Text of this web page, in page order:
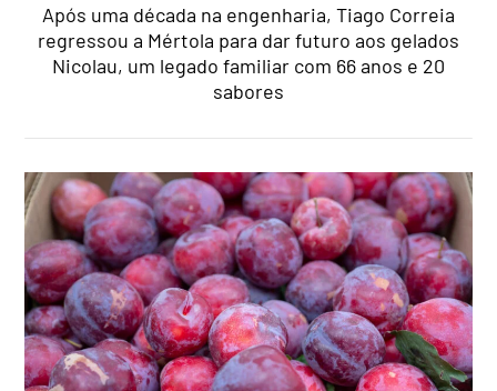
Após uma década na engenharia, Tiago Correia
regressou a Mértola para dar futuro aos gelados
Nicolau, um legado familiar com 66 anos e 20
sabores